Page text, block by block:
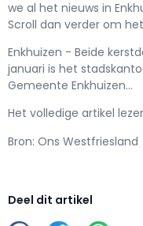
we al het nieuws in
Scroll dan verder om
Enkhuizen - Beide
januari is het
Gemeente Enkhuizen...
Het volledige artikel
Bron: Ons Westfriesland
Deel dit artikel